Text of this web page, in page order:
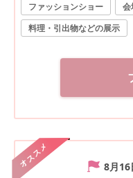
ファッションショー
会
料理・引出物などの展示
オススメ 8月16